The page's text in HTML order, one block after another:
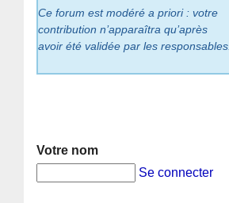
Ce forum est modéré a priori : votre
contribution n’apparaîtra qu’après
avoir été validée par les responsables.
Votre nom
Se connecter